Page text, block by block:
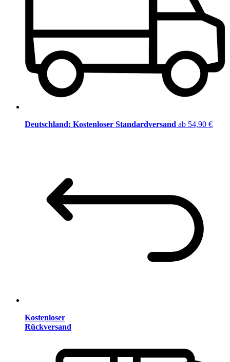
Deutschland: Kostenloser Standardversand ab 54,90 €
Kostenloser
Rückversand